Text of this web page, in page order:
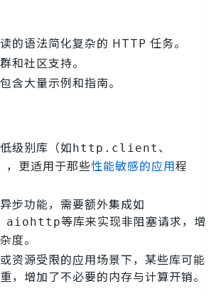
的语法简化复杂的 HTTP 任务。
和社区支持。
含大量示例和指南。
级别库（如http.client 、
，更适用于那些性能敏感的应用程
步功能，需要额外集成如
aiohttp等库来实现非阻塞请求，增
度。
资源受限的应用场景下，某些库可能
，增加了不必要的内存与计算开销。